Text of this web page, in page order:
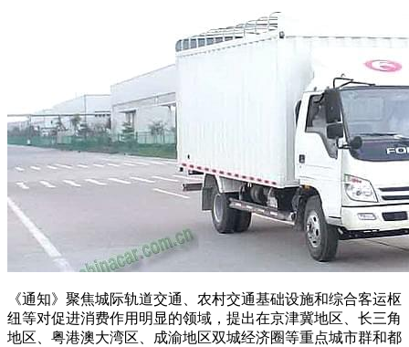
《通知》聚焦城际轨道交通、农村交通基础设施和综合客运枢
纽等对促进消费作用明显的领域，提出在京津冀地区、长三角
地区、粤港澳大湾区、成渝地区双城经济圈等重点城市群和都